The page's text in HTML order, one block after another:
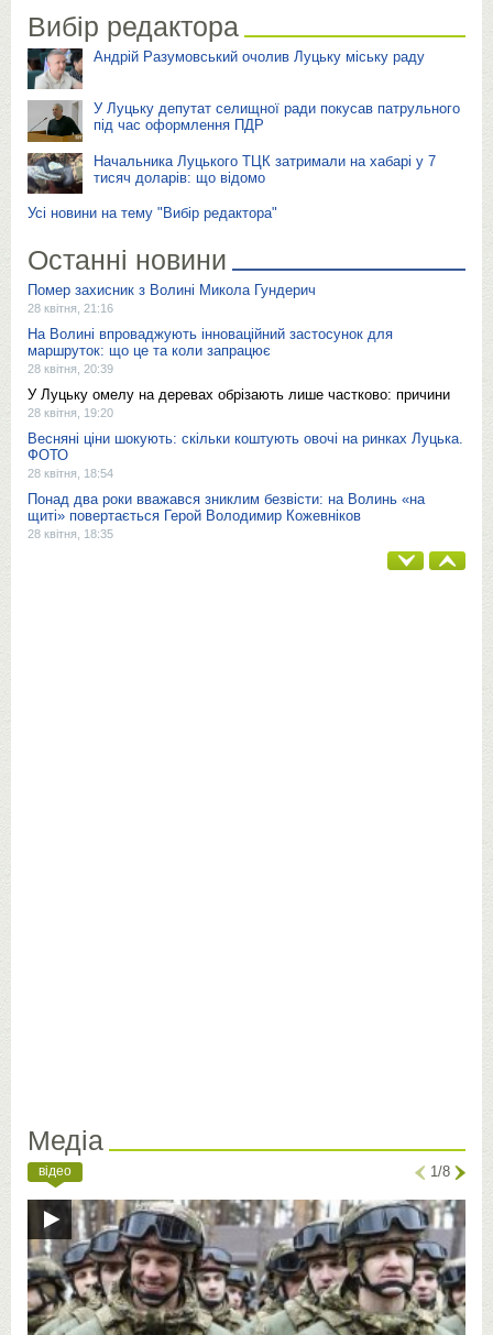
Вибір редактора
Андрій Разумовський очолив Луцьку міську раду
У Луцьку депутат селищної ради покусав патрульного
під час оформлення ПДР
Начальника Луцького ТЦК затримали на хабарі у 7
тисяч доларів: що відомо
Усі новини на тему "Вибір редактора"
Останні новини
Помер захисник з Волині Микола Гундерич
28 квітня, 21:16
На Волині впроваджують інноваційний застосунок для
маршруток: що це та коли запрацює
28 квітня, 20:39
У Луцьку омелу на деревах обрізають лише частково: причини
28 квітня, 19:20
Весняні ціни шокують: скільки коштують овочі на ринках Луцька.
ФОТО
28 квітня, 18:54
Понад два роки вважався зниклим безвісти: на Волинь «на
щиті» повертається Герой Володимир Кожевніков
28 квітня, 18:35
Медіа
відео 1/8